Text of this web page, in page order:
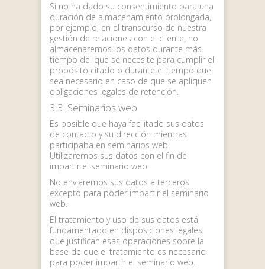
Si no ha dado su consentimiento para una
duración de almacenamiento prolongada,
por ejemplo, en el transcurso de nuestra
gestión de relaciones con el cliente, no
almacenaremos los datos durante más
tiempo del que se necesite para cumplir el
propósito citado o durante el tiempo que
sea necesario en caso de que se apliquen
obligaciones legales de retención.
3.3. Seminarios web
Es posible que haya facilitado sus datos
de contacto y su dirección mientras
participaba en seminarios web.
Utilizaremos sus datos con el fin de
impartir el seminario web.
No enviaremos sus datos a terceros
excepto para poder impartir el seminario
web.
El tratamiento y uso de sus datos está
fundamentado en disposiciones legales
que justifican esas operaciones sobre la
base de que el tratamiento es necesario
para poder impartir el seminario web.